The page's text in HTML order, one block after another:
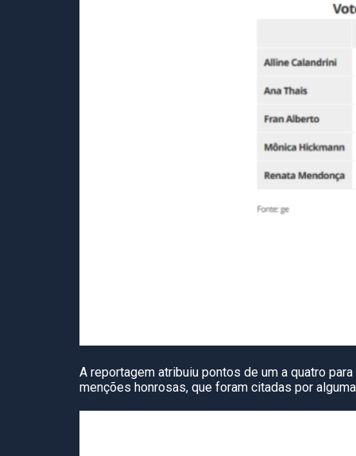
A reportagem atribuiu pontos de um a quatro
menções honrosas, que foram citadas por